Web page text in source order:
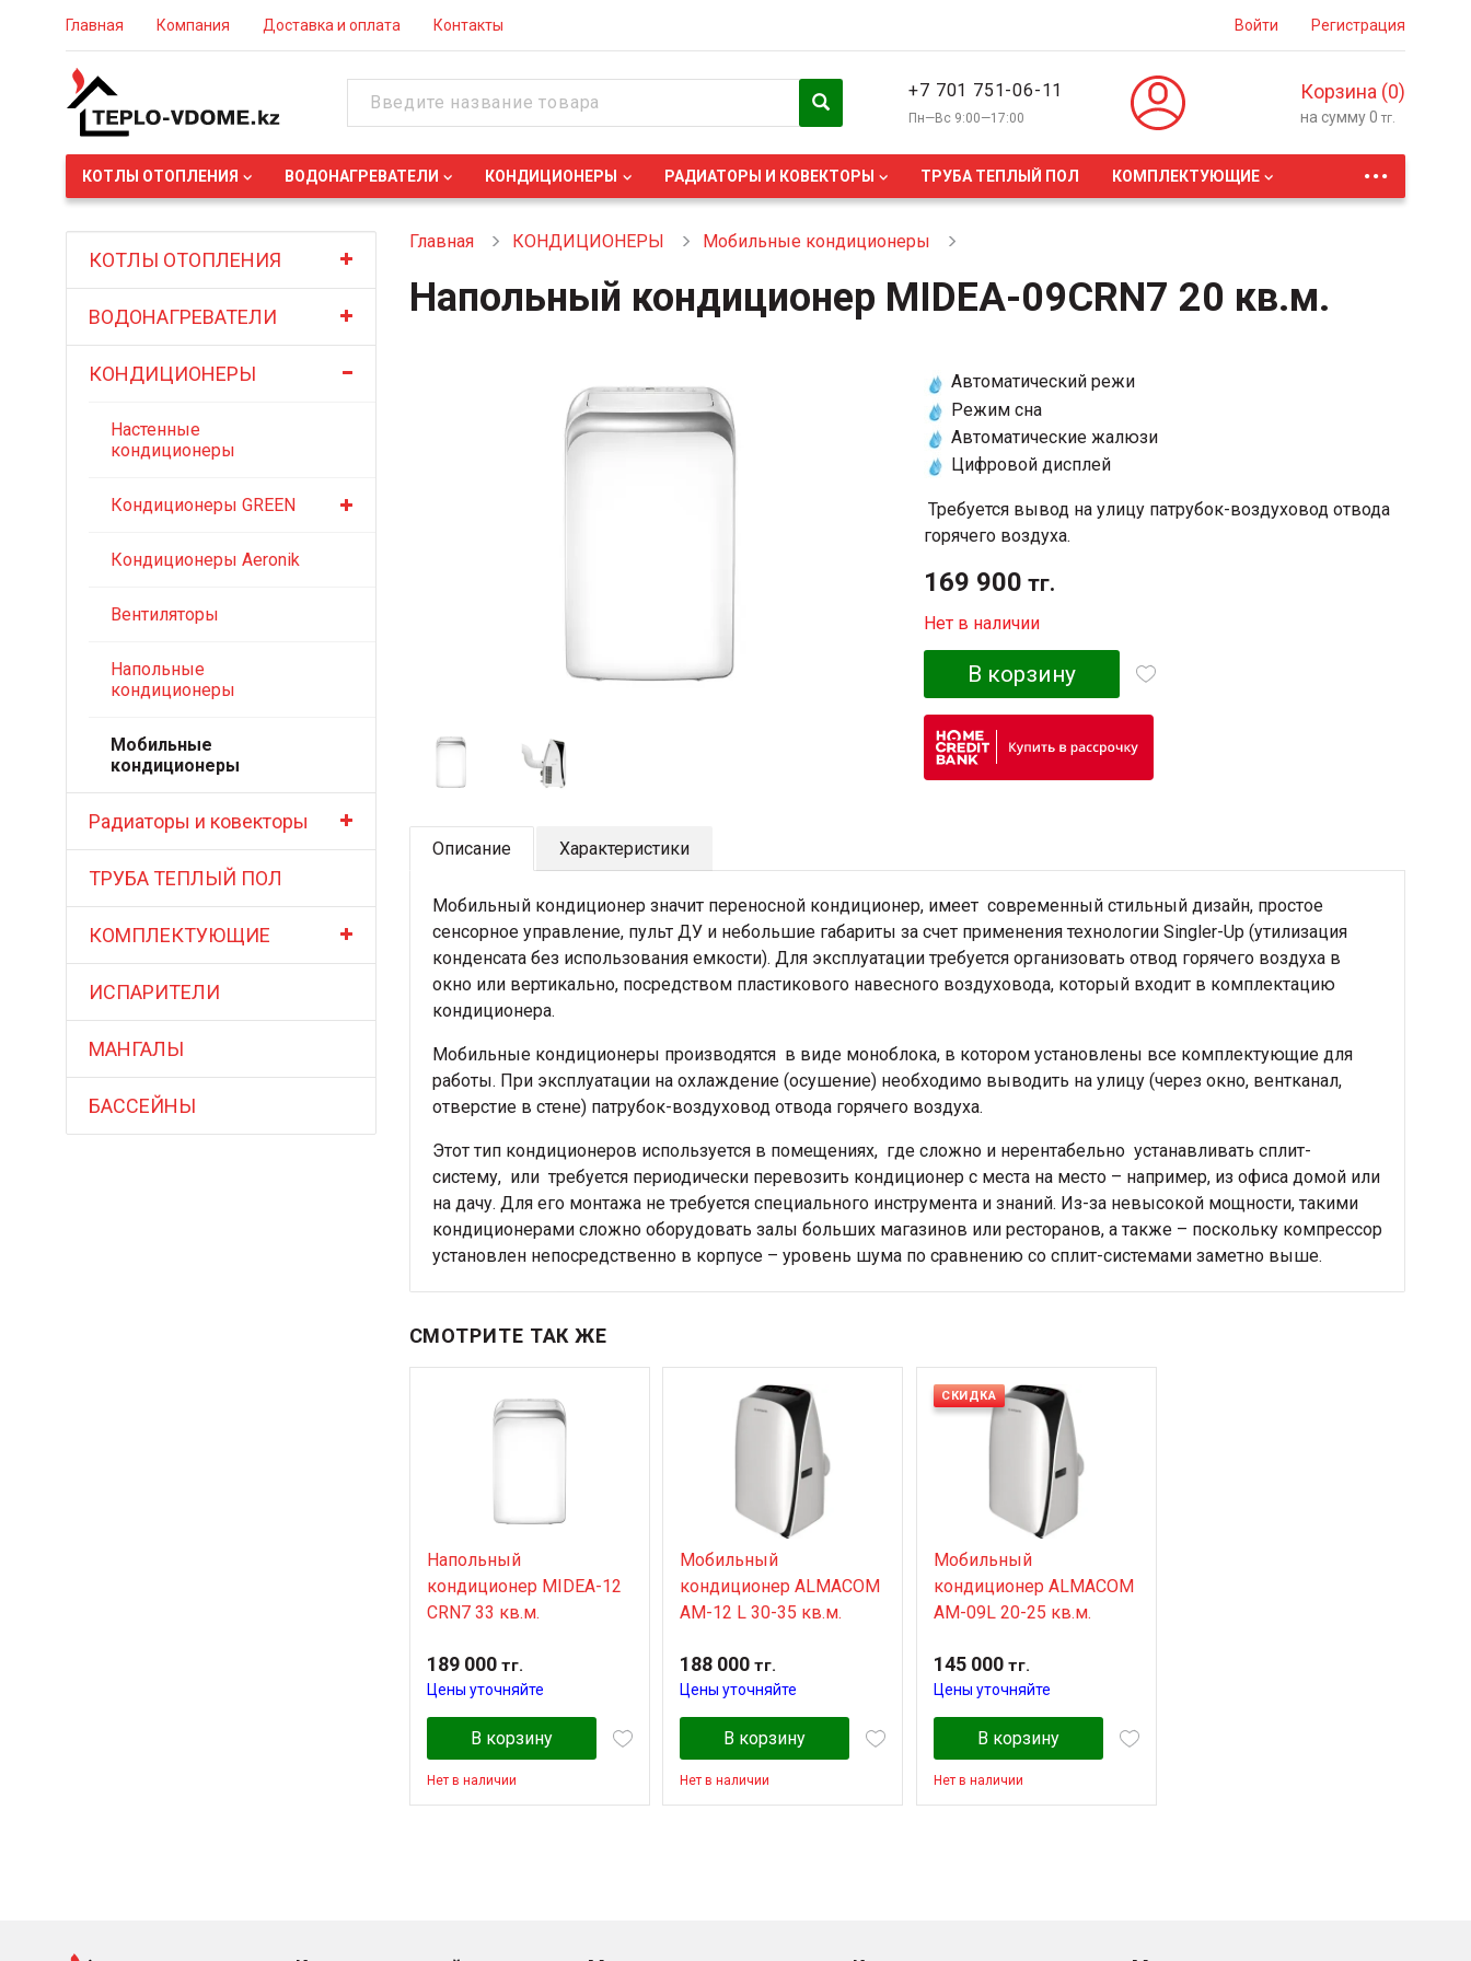
Главная Компания Доставка и оплата Контакты Войти Регистрация
+7 701 751-06-11
Пн—Вс 9:00—17:00
Корзина (0)
на сумму0 тг.
КОТЛЫ ОТОПЛЕНИЯ ВОДОНАГРЕВАТЕЛИ КОНДИЦИОНЕРЫ РАДИАТОРЫ И КОВЕКТОРЫ ТРУБА ТЕПЛЫЙ ПОЛ КОМПЛЕКТУЮЩИЕ ...
КОТЛЫ ОТОПЛЕНИЯ
ВОДОНАГРЕВАТЕЛИ
КОНДИЦИОНЕРЫ
Настенные
кондиционеры
Кондиционеры GREEN
Кондиционеры Aeronik
Вентиляторы
Напольные
кондиционеры
Мобильные
кондиционеры
Радиаторы и ковекторы
ТРУБА ТЕПЛЫЙ ПОЛ
КОМПЛЕКТУЮЩИЕ
ИСПАРИТЕЛИ
МАНГАЛЫ
БАССЕЙНЫ
Главная КОНДИЦИОНЕРЫ Мобильные кондиционеры
Напольный кондиционер MIDEA-09CRN7 20 кв.м.
Автоматический режи
Режим сна
Автоматические жалюзи
Цифровой дисплей
Требуется вывод на улицу патрубок-воздуховод отвода
горячего воздуха.
169 900 тг.
Нет в наличии
В корзину
Описание Характеристики
Мобильный кондиционер значит переносной кондиционер, имеет современный стильный дизайн, простое
сенсорное управление, пульт ДУ и небольшие габариты за счет применения технологии Singler-Up (утилизация
конденсата без использования емкости). Для эксплуатации требуется организовать отвод горячего воздуха в
окно или вертикально, посредством пластикового навесного воздуховода, который входит в комплектацию
кондиционера.
Мобильные кондиционеры производятся в виде моноблока, в котором установлены все комплектующие для
работы. При эксплуатации на охлаждение (осушение) необходимо выводить на улицу (через окно, вентканал,
отверстие в стене) патрубок-воздуховод отвода горячего воздуха.
Этот тип кондиционеров используется в помещениях, где сложно и нерентабельно устанавливать сплит-
систему, или требуется периодически перевозить кондиционер с места на место – например, из офиса домой или
на дачу. Для его монтажа не требуется специального инструмента и знаний. Из-за невысокой мощности, такими
кондиционерами сложно оборудовать залы больших магазинов или ресторанов, а также – поскольку компрессор
установлен непосредственно в корпусе – уровень шума по сравнению со сплит-системами заметно выше.
СМОТРИТЕ ТАК ЖЕ
Напольный
кондиционер MIDEA-12
CRN7 33 кв.м.
189 000тг.
Цены уточняйте
В корзину
Нет в наличии
Мобильный
кондиционер ALMACOM
AM-12 L 30-35 кв.м.
188 000 тг.
Цены уточняйте
В корзину
Нет в наличии
СКИДКА
Мобильный
кондиционер ALMACOM
AM-09L 20-25 кв.м.
145 000тг.
Цены уточняйте
В корзину
Нет в наличии